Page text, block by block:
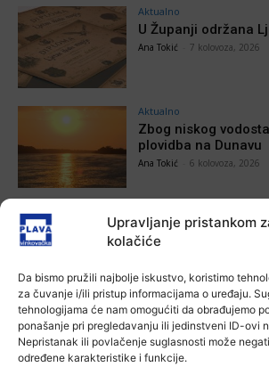
Upravljanje pristankom
kolačiće
Da bismo pružili najbolje iskustvo, koristimo
za čuvanje i/ili pristup informacijama o uređaju.
tehnologijama će nam omogućiti da obrađujemo
ponašanje pri pregledavanju ili jedinstveni ID-ovi
Nepristanak ili povlačenje suglasnosti može
određene karakteristike i funkcije.
Aktualno
U Županji održana
Ana Tokić 7 kolovoza, 2026
Aktualno
Zbog niskog
plovidba na Dunavu
Ana Tokić 6 kolovoza, 2026
Aktualno
Autoklub Vinkovci u
stotu godišnjicu
7 kolovoza, 2026